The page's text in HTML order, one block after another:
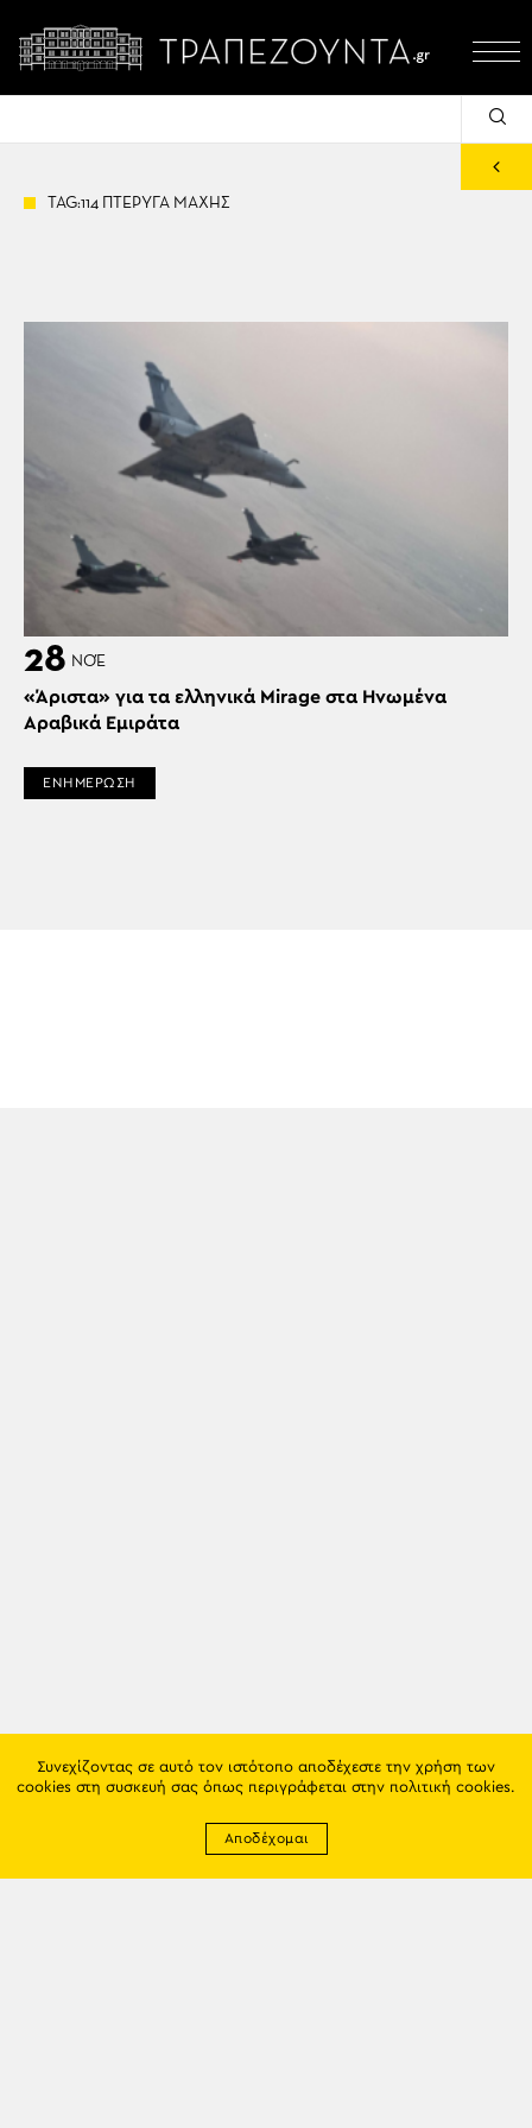
TAG:114 ΠΤΕΡΥΓΑ ΜΑΧΗΣ
28 ΝΟΈ
«Άριστα» για τα ελληνικά Mirage στα Ηνωμένα
Αραβικά Εμιράτα
ΕΝΗΜΕΡΩΣΗ
Συνεχίζοντας σε αυτό τον ιστότοπο αποδέχεστε την χρήση των
cookies στη συσκευή σας όπως περιγράφεται στην πολιτική cookies.
Αποδέχομαι